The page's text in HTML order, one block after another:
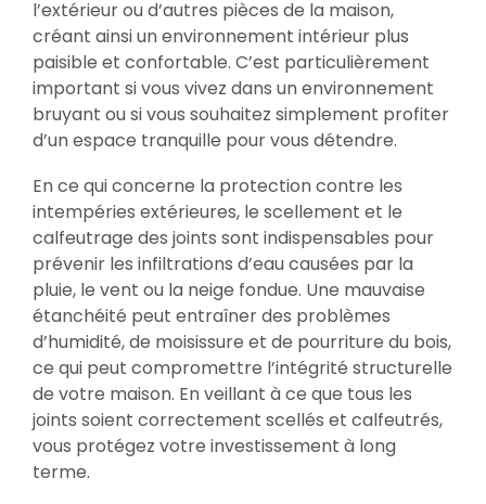
l’extérieur ou d’autres pièces de la maison,
créant ainsi un environnement intérieur plus
paisible et confortable. C’est particulièrement
important si vous vivez dans un environnement
bruyant ou si vous souhaitez simplement profiter
d’un espace tranquille pour vous détendre.
En ce qui concerne la protection contre les
intempéries extérieures, le scellement et le
calfeutrage des joints sont indispensables pour
prévenir les infiltrations d’eau causées par la
pluie, le vent ou la neige fondue. Une mauvaise
étanchéité peut entraîner des problèmes
d’humidité, de moisissure et de pourriture du bois,
ce qui peut compromettre l’intégrité structurelle
de votre maison. En veillant à ce que tous les
joints soient correctement scellés et calfeutrés,
vous protégez votre investissement à long
terme.